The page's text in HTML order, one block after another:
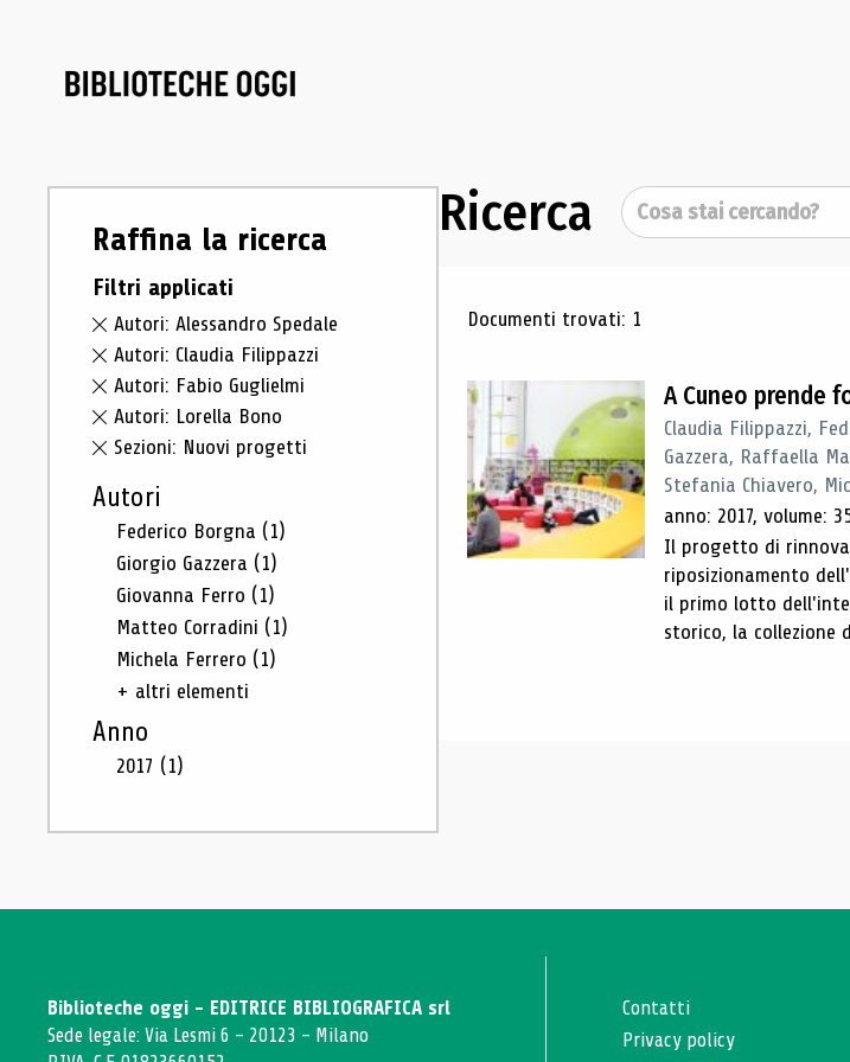
Raffina la ricerca
Filtri applicati
Autori: Alessandro Spedale
Autori: Claudia Filippazzi
Autori: Fabio Guglielmi
Autori: Lorella Bono
Sezioni: Nuovi progetti
Autori
Federico Borgna (1)
Giorgio Gazzera (1)
Giovanna Ferro (1)
Matteo Corradini (1)
Michela Ferrero (1)
+ altri elementi
Anno
2017 (1)
Ricerca Cerca
Risultati di ricerca
Documenti trovati: 1
A Cuneo prende
Claudia Filippazzi,
Gazzera, Raffaella
Stefania Chiavero,
anno: 2017, volume:
Il progetto di
riposizionamento
il primo lotto
storico, la collezione
Biblioteche oggi - EDITRICE BIBLIOGRAFICA srl
Sede legale: Via Lesmi 6 - 20123 - Milano
Contatti
Privacy policy